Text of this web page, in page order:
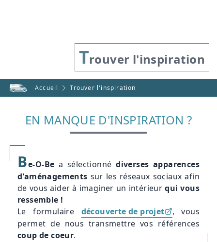
Trouver l'inspiration
Accueil Trouver l'inspiration
EN MANQUE D'INSPIRATION ?
Be-O-Be a sélectionnédiverses apparences
d'aménagements sur les réseaux sociaux afin
de vous aider à imaginer un intérieurqui vous
ressemble !
Le formulaire découverte de projet
, vous
permet de nous transmettre vos références
coup de coeur.